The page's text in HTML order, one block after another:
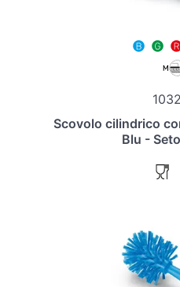
Scovolo cilindrico
Blu -